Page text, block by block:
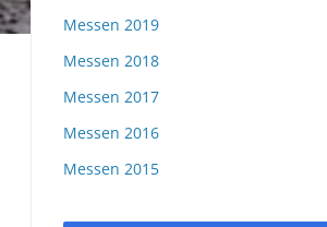
Messen 2019
Messen 2018
Messen 2017
Messen 2016
Messen 2015